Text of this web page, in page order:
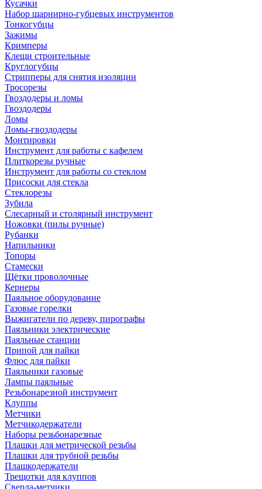
Кусачки
Набор шарнирно-губцевых инструментов
Тонкогубцы
Зажимы
Кримперы
Клещи строительные
Круглогубцы
Стрипперы для снятия изоляции
Тросорезы
Гвоздодеры и ломы
Гвоздодеры
Ломы
Ломы-гвоздодеры
Монтировки
Инструмент для работы с кафелем
Плиткорезы ручные
Инструмент для работы со стеклом
Присоски для стекла
Стеклорезы
Зубила
Слесарный и столярный инструмент
Ножовки (пилы ручные)
Рубанки
Напильники
Топоры
Стамески
Щётки проволочные
Кернеры
Паяльное оборудование
Газовые горелки
Выжигатели по дереву, пирографы
Паяльники электрические
Паяльные станции
Припой для пайки
Флюс для пайки
Паяльники газовые
Лампы паяльные
Резьбонарезной инструмент
Клуппы
Метчики
Метчикодержатели
Наборы резьбонарезные
Плашки для метрической резьбы
Плашки для трубной резьбы
Плашкодержатели
Трещотки для клуппов
Сверла-метчики